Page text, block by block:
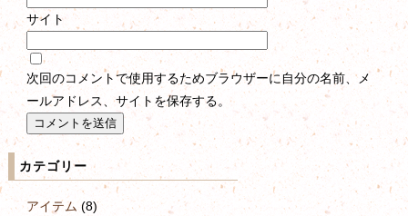
サイト
次回のコメントで使用するためブラウザーに自分の名前、メ
ールアドレス、サイトを保存する。
カテゴリー
アイテム (8)